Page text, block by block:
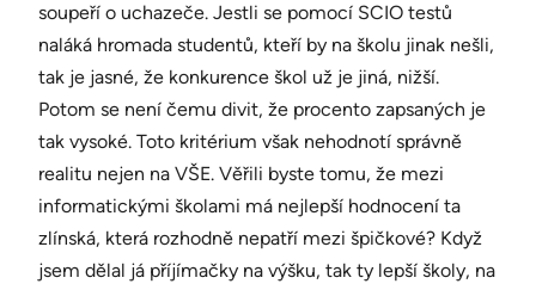
soupeří o uchazeče. Jestli se pomocí SCIO testů
naláká hromada studentů, kteří by na školu jinak nešli,
tak je jasné, že konkurence škol už je jiná, nižší.
Potom se není čemu divit, že procento zapsaných je
tak vysoké. Toto kritérium však nehodnotí správně
realitu nejen na VŠE. Věřili byste tomu, že mezi
informatickými školami má nejlepší hodnocení ta
zlínská, která rozhodně nepatří mezi špičkové? Když
jsem dělal já příjímačky na výšku, tak ty lepší školy, na